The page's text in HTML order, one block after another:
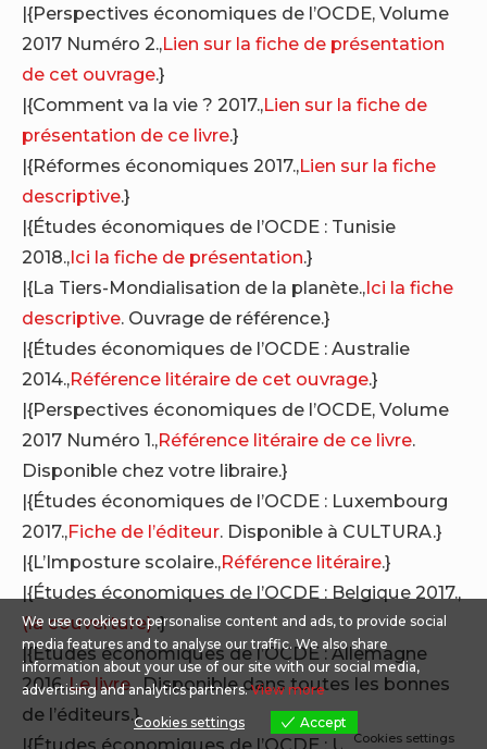
|{Perspectives économiques de l’OCDE, Volume
2017 Numéro 2.,Lien sur la fiche de présentation
de cet ouvrage.}
|{Comment va la vie ? 2017.,Lien sur la fiche de
présentation de ce livre.}
|{Réformes économiques 2017.,Lien sur la fiche
descriptive.}
|{Études économiques de l’OCDE : Tunisie
2018.,Ici la fiche de présentation.}
|{La Tiers-Mondialisation de la planète.,Ici la fiche
descriptive. Ouvrage de référence.}
|{Études économiques de l’OCDE : Australie
2014.,Référence litéraire de cet ouvrage.}
|{Perspectives économiques de l’OCDE, Volume
2017 Numéro 1.,Référence litéraire de ce livre.
Disponible chez votre libraire.}
|{Études économiques de l’OCDE : Luxembourg
2017.,Fiche de l’éditeur. Disponible à CULTURA.}
|{L’Imposture scolaire.,Référence litéraire.}
|{Études économiques de l’OCDE : Belgique 2017.,
(la couverture).}
|{Études économiques de l’OCDE : Allemagne
2016.,Le livre. Disponible dans toutes les bonnes
de l’éditeurs.}
|{Études économiques de l’OCDE : Union
We use cookies to personalise content and ads, to provide social
media features and to analyse our traffic. We also share
information about your use of our site with our social media,
advertising and analytics partners.View more
Cookies settings
Accept
Cookies settings